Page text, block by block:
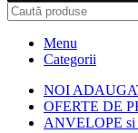
Menu
Categorii
NOI
OFERTE DE
ANVELOPE si